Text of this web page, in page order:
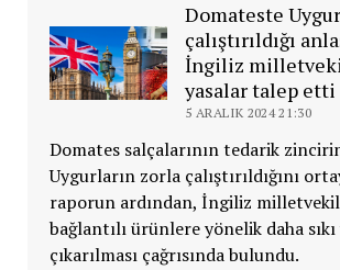
Domateste
çalıştırıldığı
İngiliz
yasalar talep etti
5 ARALIK 2024 21:30
Domates salçalarının tedarik
Uygurların zorla çalıştırıldığını
raporun ardından, İngiliz
bağlantılı ürünlere yönelik daha
çıkarılması çağrısında bulundu.